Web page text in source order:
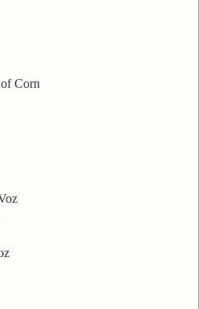
Corn